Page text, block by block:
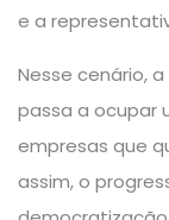
e a
Nesse cenário,
passa a ocupar
empresas que
assim, o